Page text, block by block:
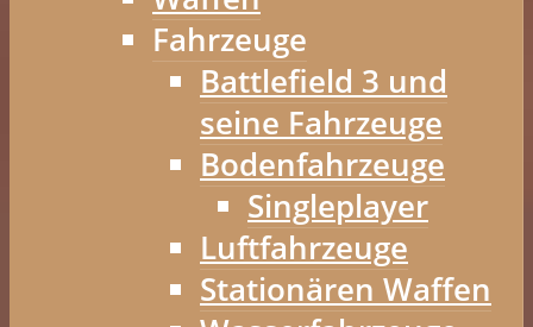
Fahrzeuge
Battlefield 3 und
seine Fahrzeuge
Bodenfahrzeuge
Singleplayer
Luftfahrzeuge
Stationären Waffen